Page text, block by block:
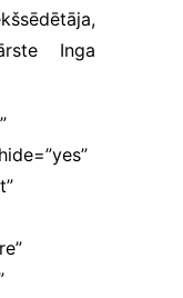
Inga